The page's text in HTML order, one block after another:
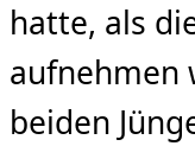
hatte, als
aufnehmen
beiden